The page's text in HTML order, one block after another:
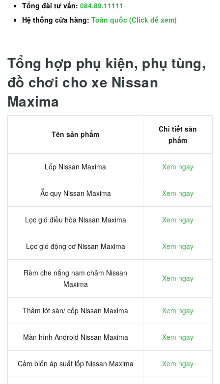
Tổng đài tư vấn: 084.89.11111
Hệ thống cửa hàng: Toàn quốc (Click để xem)
Tổng hợp phụ kiện, phụ tùng,
đồ chơi cho xe Nissan
Maxima
Tên sản phẩm
Chi tiết sản
phẩm
Lốp Nissan Maxima Xem ngay
Ắc quy Nissan Maxima Xem ngay
Lọc gió điều hòa Nissan Maxima Xem ngay
Lọc gió động cơ Nissan Maxima Xem ngay
Rèm che nắng nam châm Nissan
Maxima
Xem ngay
Thảm lót sàn/ cốp Nissan Maxima Xem ngay
Màn hình Android Nissan Maxima Xem ngay
Cảm biến áp suất lốp Nissan Maxima Xem ngay